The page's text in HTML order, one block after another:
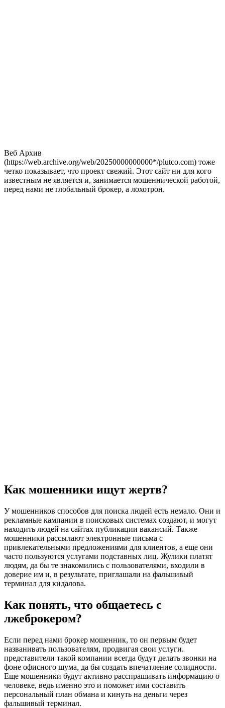
Веб Архив
(https://web.archive.org/web/20250000000000*/plutco.com) тоже
четко показывает, что проект свежий. Этот сайт ни для кого
известным не является и, занимается мошеннической работой,
перед нами не глобальный брокер, а лохотрон.
Как мошенники ищут жертв?
У мошенников способов для поиска людей есть немало. Они и
рекламные кампании в поисковых системах создают, и могут
находить людей на сайтах публикации вакансий. Также
мошенники рассылают электронные письма с
привлекательными предложениями для клиентов, а еще они
часто пользуются услугами подставных лиц. Жулики платят
людям, да бы те знакомились с пользователями, входили в
доверие им и, в результате, приглашали на фальшивый
терминал для кидалова.
Как понять, что общаетесь с
лжеброкером?
Если перед нами брокер мошенник, то он первым будет
названивать пользователям, продвигая свои услуги.
представители такой компании всегда будут делать звонки на
фоне офисного шума, да бы создать впечатление солидности.
Еще мошенники будут активно расспрашивать информацию о
человеке, ведь именно это и поможет ими составить
персональный план обмана и кинуть на деньги через
фальшивый терминал.